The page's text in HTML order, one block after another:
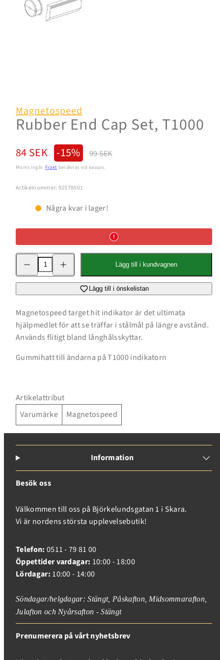
Magnetospeed
Rubber End Cap Set, T1000
Reapris
84 SEK -15% Normalpris
99 SEK
Moms ingår. Frakt beräknas vid kassan.
Artikelnummer: 92578501
Några kvar i lager!
Minska
kvantitet
Cap
T1000
kvantitet
Cap
T1000
Lägg till i kundvagnen
Lägg till i önskelistan
Magnetospeed target hit indikator är det ultimata
hjälpmedlet för att se träffar i stålmål på längre avstånd.
Används flitigt bland långhålsskyttar.
Gummihatt till ändarna på T1000 indikatorn
Artikelattribut
Varumärke
Magnetospeed
Information
Besök oss
Välkommen till oss på Björkelundsgatan 1 i Skara.
Vi är nordens största upplevelsebutik!
Telefon: 0511 - 79 81 00
Öppettider vardagar: 10:00 - 18:00
Lördagar: 10:00 - 14:00
Söndagar/helgdagar: Stängt, Påskafton, Midsommarafton,
Julafton och Nyårsafton - Stängt
Prenumerera på vårt nyhetsbrev
Inloggning krävs
Logga in på ditt konto för att lägga till produkter i
din önskelista och se dina tidigare sparade artiklar.
Inloggning